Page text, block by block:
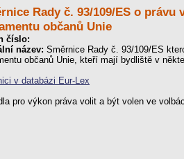
Rady č. 93/109/ES o
občanů Unie
číslo:
název: Směrnice Rady č. 93/109/ES
občanů Unie, kteří mají bydliště v
v databázi Eur-Lex
pro výkon práva volit a být volen ve